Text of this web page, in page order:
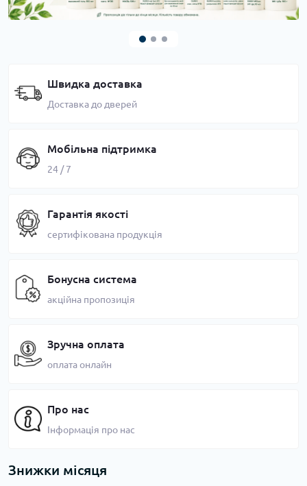
Швидка доставка
Доставка до дверей
Мобільна підтримка
24 / 7
Гарантія якості
сертифікована продукція
Бонусна система
акційна пропозиція
Зручна оплата
оплата онлайн
Про нас
Інформація про нас
Знижки місяця